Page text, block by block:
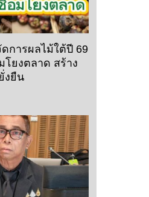
การผลไม้ใต้ปี 69
ยงตลาด สร้าง
งยืน